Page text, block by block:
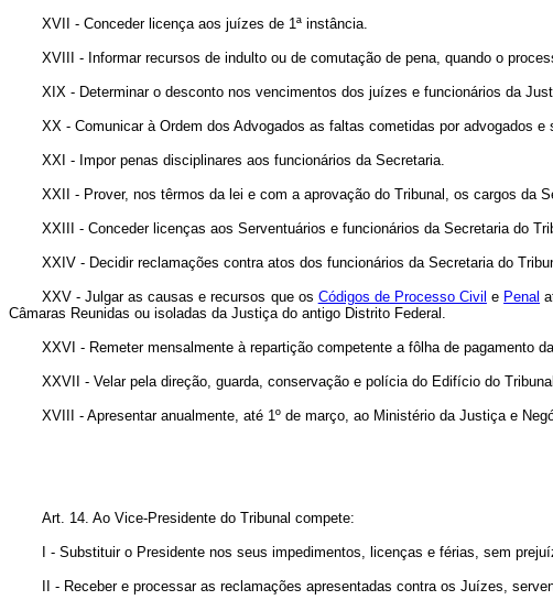
XVII - Conceder licença aos juízes de 1ª instância.
XVIII - Informar recursos de indulto ou de comutação de pena, quando o
XIX - Determinar o desconto nos vencimentos dos juízes e funcionários da
XX - Comunicar à Ordem dos Advogados as faltas cometidas por advogados e
XXI - Impor penas disciplinares aos funcionários da Secretaria.
XXII - Prover, nos têrmos da lei e com a aprovação do Tribunal, os cargos da
XXIII - Conceder licenças aos Serventuários e funcionários da Secretaria do
XXIV - Decidir reclamações contra atos dos funcionários da Secretaria do
XXV - Julgar as causas e recursos que os Códigos de Processo Civil e Penal
Câmaras Reunidas ou isoladas da Justiça do antigo Distrito Federal.
XXVI - Remeter mensalmente à repartição competente a fôlha de pagamento
XXVII - Velar pela direção, guarda, conservação e polícia do Edifício do
XVIII - Apresentar anualmente, até 1º de março, ao Ministério da Justiça e
Art. 14. Ao Vice-Presidente do Tribunal compete:
I - Substituir o Presidente nos seus impedimentos, licenças e férias, sem
II - Receber e processar as reclamações apresentadas contra os Juízes,